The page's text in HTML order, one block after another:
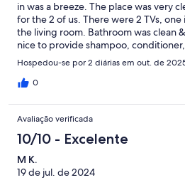
in was a breeze. The place was very
for the 2 of us. There were 2 TVs,
the living room. Bathroom was clean
nice to provide shampoo,
In the kitchen, there was coffee,
silverware….The apartment was in a
Very close proximity to Presque Isle.
apartment. No complaints, only
suggestion: curtain over the kitchen
wonderful stay!
Hospedou-se por 2 diárias em out. de
0
Avaliação verificada
10/10 - Excelente
M K.
19 de jul. de 2024